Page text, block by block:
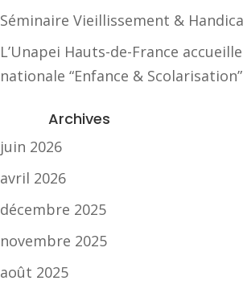
Séminaire Vieillissement &
L’Unapei Hauts-de-France
nationale “Enfance & Scolarisation”
Archives
juin 2026
avril 2026
décembre 2025
novembre 2025
août 2025